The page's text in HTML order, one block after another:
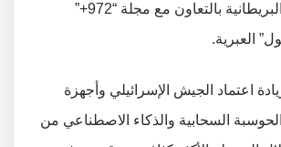
صحيفة غارديان البريطانية بالتعاون مع مجلة “972+”
العبرية.
اعتماد الجيش الإسرائيلي وأجهزة
السحابية والذكاء الاصطناعي من